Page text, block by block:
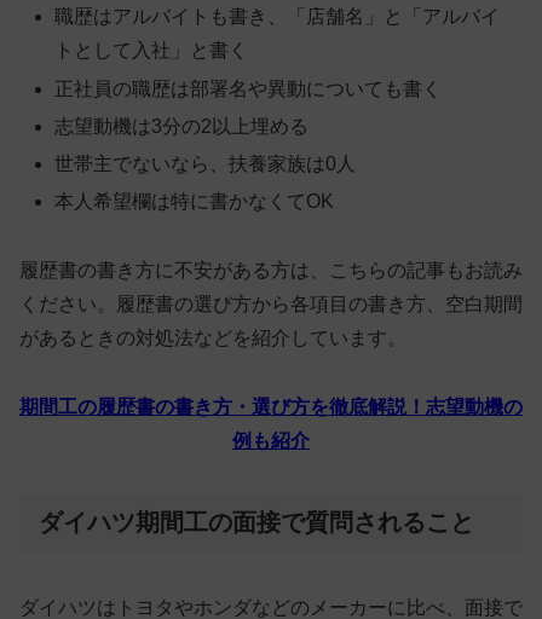
職歴はアルバイトも書き、「店舗名」と「アルバイ
トとして入社」と書く
正社員の職歴は部署名や異動についても書く
志望動機は3分の2以上埋める
世帯主でないなら、扶養家族は0人
本人希望欄は特に書かなくてOK
履歴書の書き方に不安がある方は、こちらの記事もお読み
ください。履歴書の選び方から各項目の書き方、空白期間
があるときの対処法などを紹介しています。
期間工の履歴書の書き方・選び方を徹底解説！志望動機の
例も紹介
ダイハツ期間工の面接で質問されること
ダイハツはトヨタやホンダなどのメーカーに比べ、面接で